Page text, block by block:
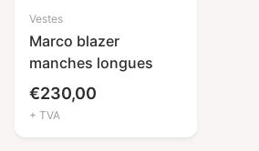
Vestes
Marco blazer
manches longues
€230,00
+ TVA